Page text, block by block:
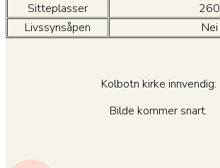
Sitteplasser
260
Livssynsåpen
Nei
Kolbotn kirke innvendig:
Bilde kommer snart.